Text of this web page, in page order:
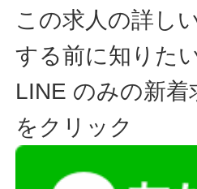
この求人の詳し
する前に知りた
LINE のみの新
をクリック